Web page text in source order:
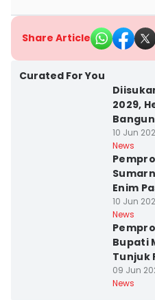
Share Article
Curated For You
2029,
10 Jun
News
Enim
10 Jun
News
Bupati
Tunjuk
09 Jun
News